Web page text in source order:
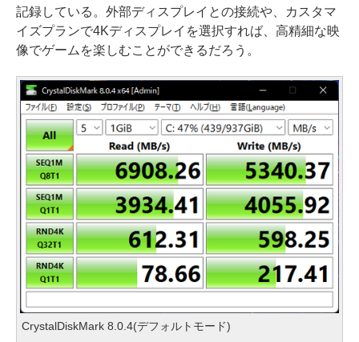
記録している。外部ディスプレイとの接続や、カスタマ
イズプランで4Kディスプレイを選択すれば、高精細な映
像でゲームを楽しむことができるだろう。
CrystalDiskMark 8.0.4(デフォルトモード)